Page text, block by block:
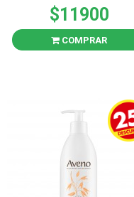
$11900
COMPRAR